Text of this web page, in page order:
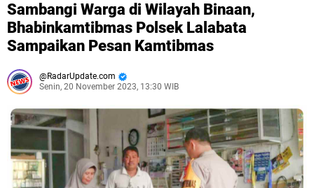
Sambangi Warga di Wilayah Binaan,
Bhabinkamtibmas Polsek Lalabata
Sampaikan Pesan Kamtibmas
RadarUpdate.com
Senin, 20 November 2023, 13:30 WIB